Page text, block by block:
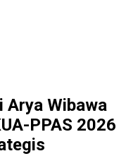
Arya Wibawa
PPAS 2026